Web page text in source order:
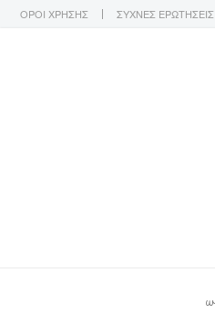
ΟΡΟΙ ΧΡΗΣΗΣ ΣΥΧΝΕΣ ΕΡΩΤΗΣΕΙΣ